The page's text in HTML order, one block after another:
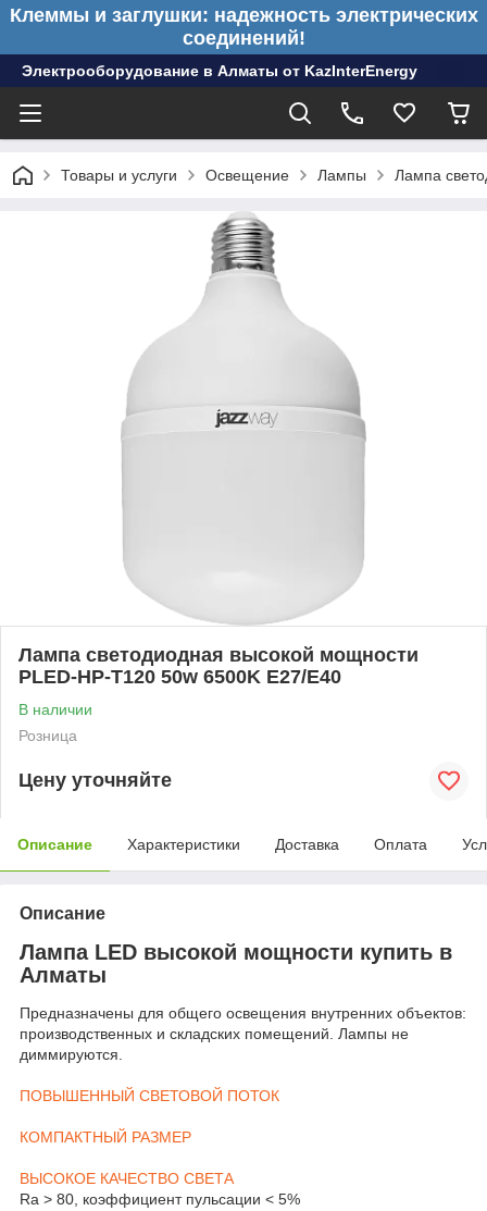
Клеммы и заглушки: надежность электрических
соединений!
Электрооборудование в Алматы от KazInterEnergy
Товары и услуги Освещение Лампы Лампа
Лампа светодиодная высокой мощности
PLED-HP-T120 50w 6500K E27/E40
В наличии
Розница
Цену уточняйте
Описание Характеристики Доставка Оплата
Описание
Лампа LED высокой мощности купить в
Алматы
Предназначены для общего освещения внутренних объектов:
производственных и складских помещений. Лампы не
диммируются.
ПОВЫШЕННЫЙ СВЕТОВОЙ ПОТОК
КОМПАКТНЫЙ РАЗМЕР
ВЫСОКОЕ КАЧЕСТВО СВЕТА
Ra > 80, коэффициент пульсации < 5%